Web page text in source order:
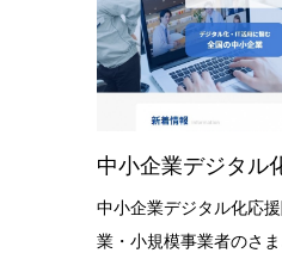
中小企業デジタル
中小企業デジタル化応
業・小規模事業者のさ